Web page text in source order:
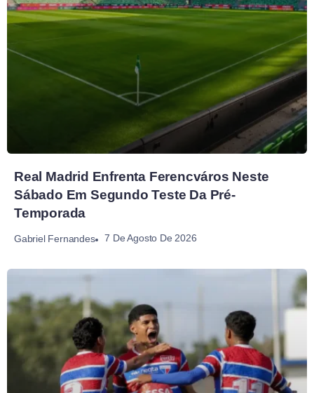
Real Madrid Enfrenta Ferencváros Neste
Sábado Em Segundo Teste Da Pré-
Temporada
Gabriel Fernandes 7 De Agosto De 2026